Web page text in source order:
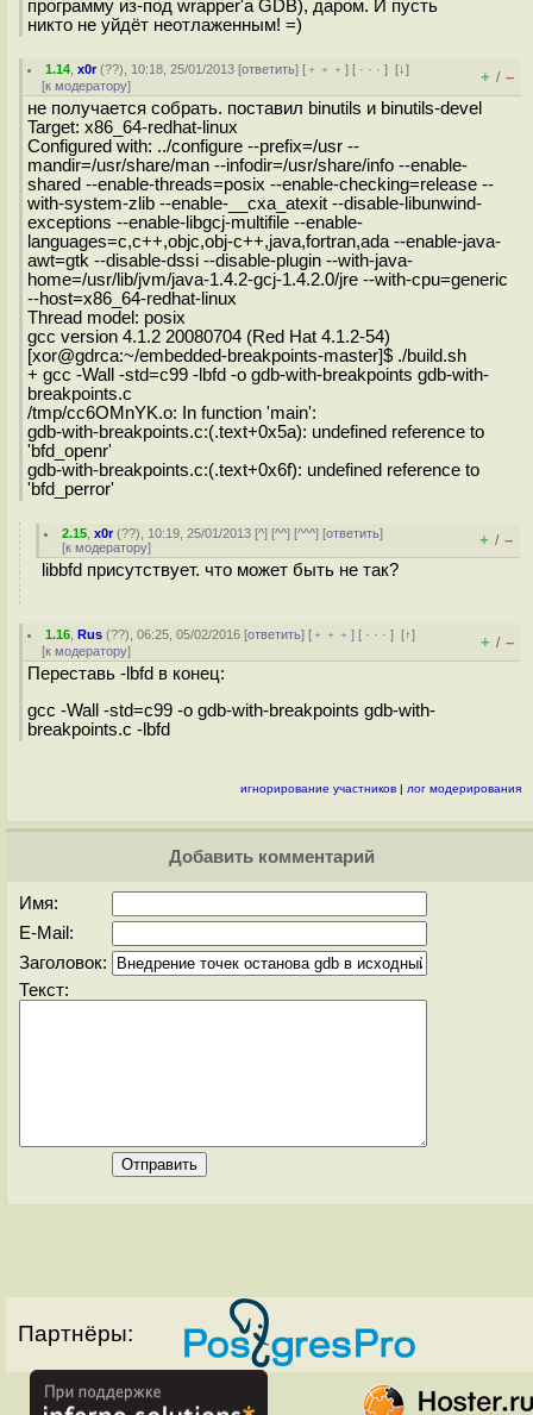
программу из-под wrapper'а GDB), даром. И пусть
никто не уйдёт неотлаженным! =)
1.14 ,x0r(??), 10:18, 25/01/2013 [ответить] [ ﹢﹢﹢] [ · · ·][↓]
[к модератору] + / –
не получается собрать. поставил binutils и binutils-devel
Target: x86_64-redhat-linux
Configured with: ../configure --prefix=/usr --
mandir=/usr/share/man --infodir=/usr/share/info --enable-
shared --enable-threads=posix --enable-checking=release --
with-system-zlib --enable-__cxa_atexit --disable-libunwind-
exceptions --enable-libgcj-multifile --enable-
languages=c,c++,objc,obj-c++,java,fortran,ada --enable-java-
awt=gtk --disable-dssi --disable-plugin --with-java-
home=/usr/lib/jvm/java-1.4.2-gcj-1.4.2.0/jre --with-cpu=generic
--host=x86_64-redhat-linux
Thread model: posix
gcc version 4.1.2 20080704 (Red Hat 4.1.2-54)
[xor@gdrca:~/embedded-breakpoints-master]$ ./build.sh
+ gcc -Wall -std=c99 -lbfd -o gdb-with-breakpoints gdb-with-
breakpoints.c
/tmp/cc6OMnYK.o: In function 'main':
gdb-with-breakpoints.c:(.text+0x5a): undefined reference to
'bfd_openr'
gdb-with-breakpoints.c:(.text+0x6f): undefined reference to
'bfd_perror'
2.15 ,x0r(??), 10:19, 25/01/2013 [^] [^^] [^^^] [ответить]
[к модератору] + / –
libbfd присутствует. что может быть не так?
1.16 ,Rus (??), 06:25, 05/02/2016 [ответить] [ ﹢﹢﹢] [ · · ·][↑]
[к модератору] + / –
Переставь -lbfd в конец:
gcc -Wall -std=c99 -o gdb-with-breakpoints gdb-with-
breakpoints.c -lbfd
игнорирование участников | лог модерирования
Добавить комментарий
Имя:
E-Mail:
Заголовок:
Текст:
Партнёры: